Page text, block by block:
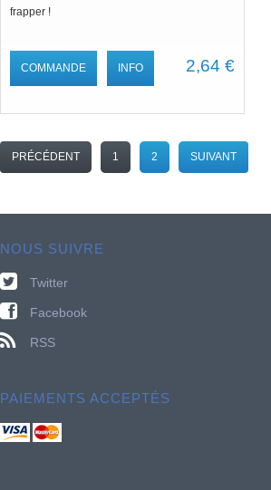
frapper !
2,64 €
COMMANDE INFO
PRÉCÉDENT 1 2 SUIVANT
NOUS SUIVRE
Twitter
Facebook
RSS
PAIEMENTS ACCEPTÉS